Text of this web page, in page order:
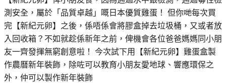
測安全，屬於「品質卓越」嘅日本優質雞蛋！ 但你哋每次買
完【新紀元卵】之後，係唔係會將膠盒掉去垃圾桶，又或者放
入回收箱？不如就趁係新年之前，俾機會各位爸爸媽媽同小朋
友一齊發揮無窮創意啦！ 今次試下用【新紀元卵】雞蛋盒製
作農曆新年裝飾，除咗可以教育小朋友愛地球、響應環保之
外，仲可以製作新年裝飾